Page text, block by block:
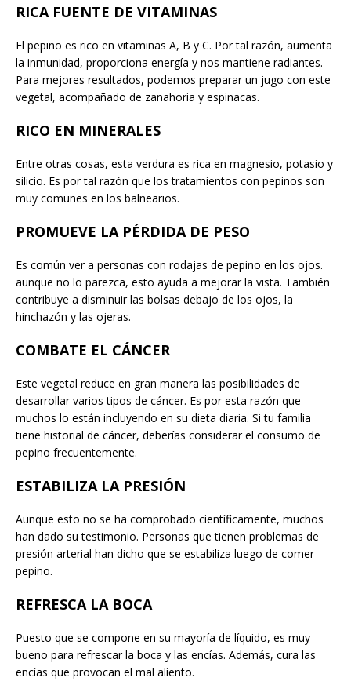
RICA FUENTE DE VITAMINAS
El pepino es rico en vitaminas A, B y C. Por tal razón, aumenta
la inmunidad, proporciona energía y nos mantiene radiantes.
Para mejores resultados, podemos preparar un jugo con este
vegetal, acompañado de zanahoria y espinacas.
RICO EN MINERALES
Entre otras cosas, esta verdura es rica en magnesio, potasio y
silicio. Es por tal razón que los tratamientos con pepinos son
muy comunes en los balnearios.
PROMUEVE LA PÉRDIDA DE PESO
Es común ver a personas con rodajas de pepino en los ojos.
aunque no lo parezca, esto ayuda a mejorar la vista. También
contribuye a disminuir las bolsas debajo de los ojos, la
hinchazón y las ojeras.
COMBATE EL CÁNCER
Este vegetal reduce en gran manera las posibilidades de
desarrollar varios tipos de cáncer. Es por esta razón que
muchos lo están incluyendo en su dieta diaria. Si tu familia
tiene historial de cáncer, deberías considerar el consumo de
pepino frecuentemente.
ESTABILIZA LA PRESIÓN
Aunque esto no se ha comprobado científicamente, muchos
han dado su testimonio. Personas que tienen problemas de
presión arterial han dicho que se estabiliza luego de comer
pepino.
REFRESCA LA BOCA
Puesto que se compone en su mayoría de líquido, es muy
bueno para refrescar la boca y las encías. Además, cura las
encías que provocan el mal aliento.